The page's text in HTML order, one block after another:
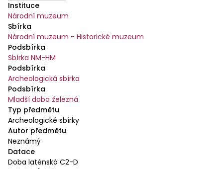
Instituce
Národní muzeum
Sbírka
Národní muzeum - Historické muzeum
Podsbírka
Sbírka NM-HM
Podsbírka
Archeologická sbírka
Podsbírka
Mladší doba železná
Typ předmětu
Archeologické sbírky
Autor předmětu
Neznámý
Datace
Doba laténská C2-D